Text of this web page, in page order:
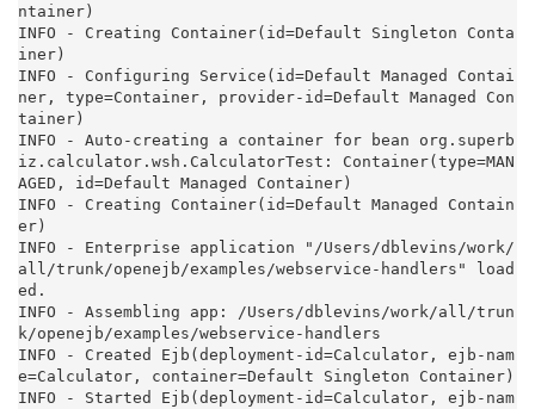
ntainer)
INFO - Creating Container(id=Default Singleton Conta
iner)
INFO - Configuring Service(id=Default Managed Contai
ner, type=Container, provider-id=Default Managed Con
tainer)
INFO - Auto-creating a container for bean org.superb
iz.calculator.wsh.CalculatorTest: Container(type=MAN
AGED, id=Default Managed Container)
INFO - Creating Container(id=Default Managed Contain
er)
INFO - Enterprise application "/Users/dblevins/work/
all/trunk/openejb/examples/webservice-handlers" load
ed.
INFO - Assembling app: /Users/dblevins/work/all/trun
k/openejb/examples/webservice-handlers
INFO - Created Ejb(deployment-id=Calculator, ejb-nam
e=Calculator, container=Default Singleton Container)
INFO - Started Ejb(deployment-id=Calculator, ejb-nam